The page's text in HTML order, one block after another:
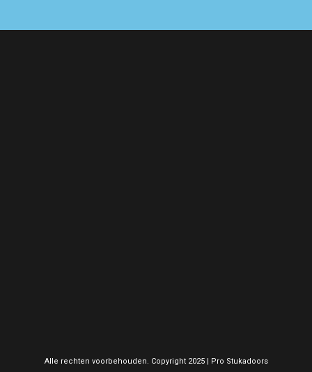
Alle rechten voorbehouden. Copyright 2025 | Pro Stukadoors